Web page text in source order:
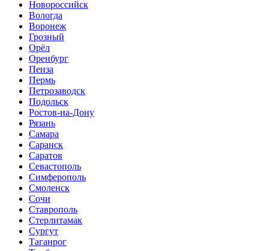
Новороссийск
Вологда
Воронеж
Грозный
Орёл
Оренбург
Пенза
Пермь
Петрозаводск
Подольск
Ростов-на-Дону
Рязань
Самара
Саранск
Саратов
Севастополь
Симферополь
Смоленск
Сочи
Ставрополь
Стерлитамак
Сургут
Таганрог